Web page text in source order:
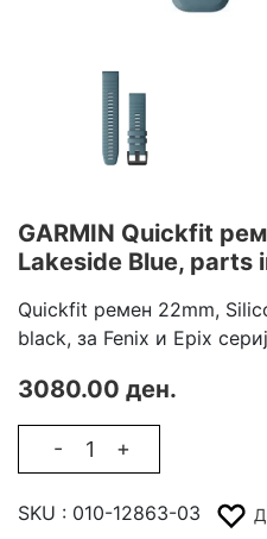
GARMIN Quickfit
Lakeside Blue, parts
Quickfit ремен 22mm,
black, за Fenix и Epix
3080.00 ден.
- +
SKU : 010-12863-03